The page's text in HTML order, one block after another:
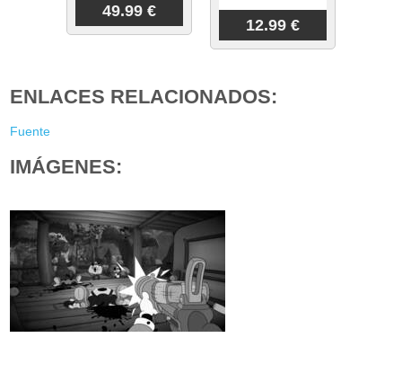
49.99 €
12.99 €
ENLACES RELACIONADOS:
Fuente
IMÁGENES: